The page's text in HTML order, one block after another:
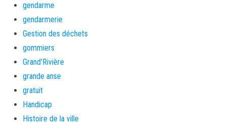
gendarme
gendarmerie
Gestion des déchets
gommiers
Grand'Rivière
grande anse
gratuit
Handicap
Histoire de la ville